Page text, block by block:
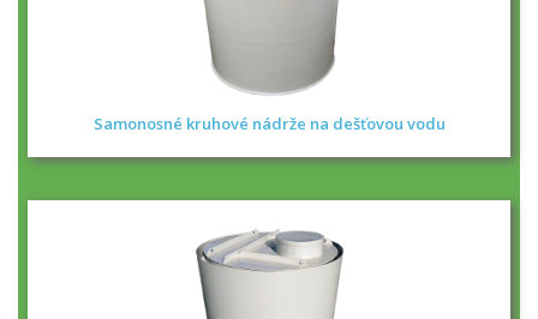
Samonosné kruhové nádrže na dešťovou vodu